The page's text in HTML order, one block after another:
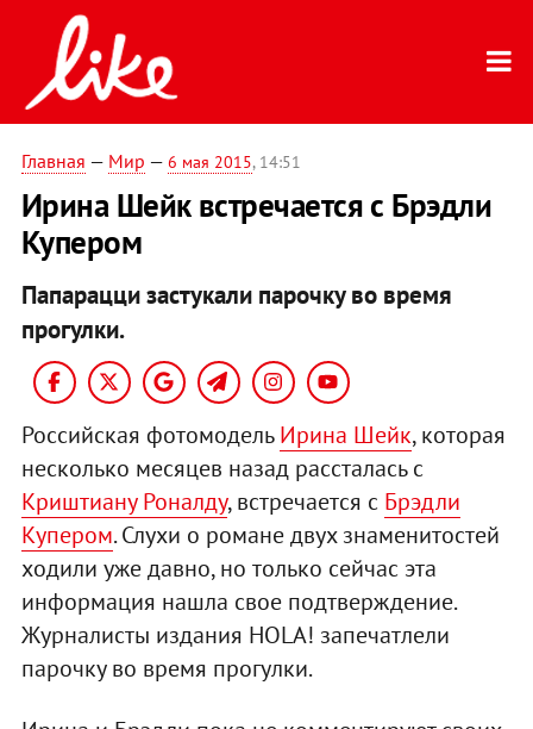
Главная — Мир — 6 мая 2015, 14:51
Ирина Шейк встречается с Брэдли
Купером
Папарацци застукали парочку во время
прогулки.
Российская фотомодельИрина Шейк, которая
несколько месяцев назад рассталась с
Криштиану Роналду, встречается с Брэдли
Купером. Слухи о романе двух знаменитостей
ходили уже давно, но только сейчас эта
информация нашла свое подтверждение.
Журналисты издания HOLA! запечатлели
парочку во время прогулки.